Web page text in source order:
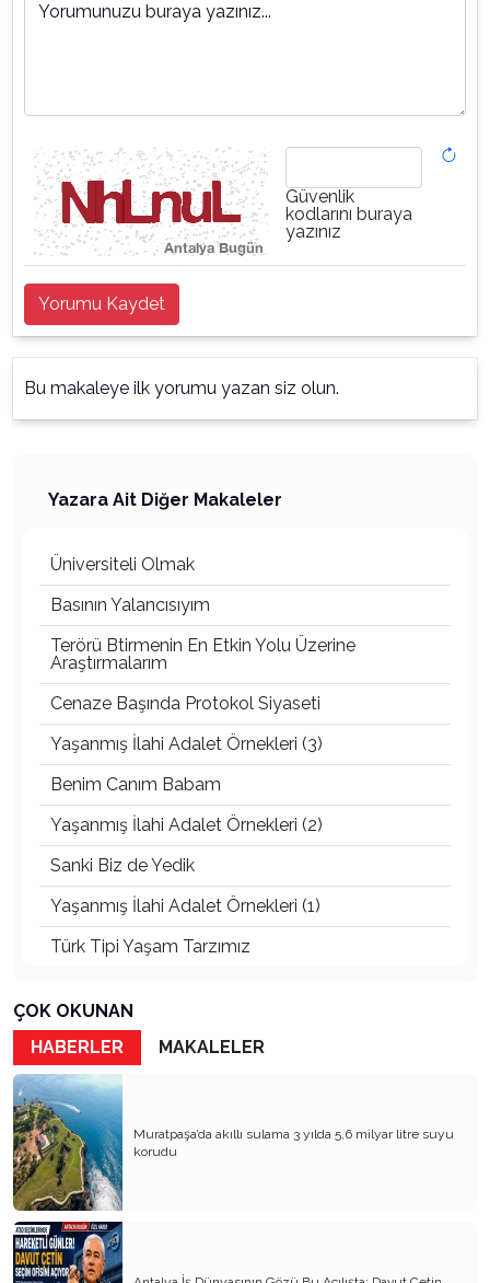
Yorumunuzu buraya yazınız...
Güvenlik
kodlarını buraya
yazınız
Yorumu Kaydet
Bu makaleye ilk yorumu yazan siz olun.
Yazara Ait Diğer Makaleler
Üniversiteli Olmak
Basının Yalancısıyım
Terörü Btirmenin En Etkin Yolu Üzerine
Araştırmalarım
Cenaze Başında Protokol Siyaseti
Yaşanmış İlahi Adalet Örnekleri (3)
Benim Canım Babam
Yaşanmış İlahi Adalet Örnekleri (2)
Sanki Biz de Yedik
Yaşanmış İlahi Adalet Örnekleri (1)
Türk Tipi Yaşam Tarzımız
Katil Ağaçlar
Keşke Herkes Sevdiği ve İyi Bildiği İşi Yapsa
Veda Mektubum
Avm’ler Sinek Avlıyor
Hangi Gazetecilerin Günü?
Çok Para, Çok Bela
Geçen Yıldan Akılda Kalanlar
ÇOK OKUNAN
HABERLER
MAKALELER
Muratpaşa’da akıllı sulama 3 yılda 5,6 milyar litre suyu
korudu